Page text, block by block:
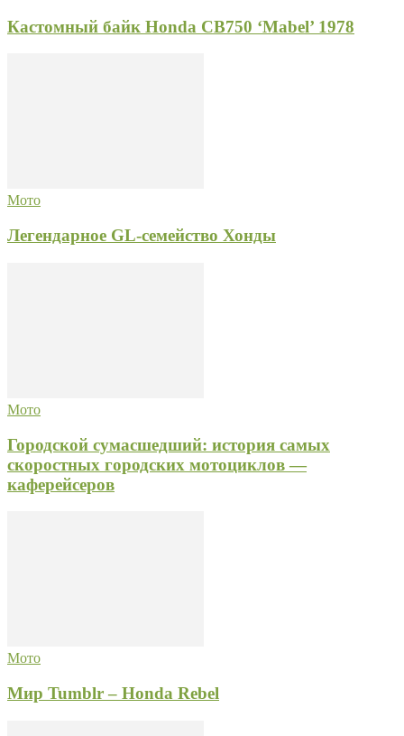
Кастомный байк Honda CB750 ‘Mabel’ 1978
Мото
Легендарное GL-семейство Хонды
Мото
Городской сумасшедший: история самых
скоростных городских мотоциклов —
каферейсеров
Мото
Мир Tumblr – Honda Rebel